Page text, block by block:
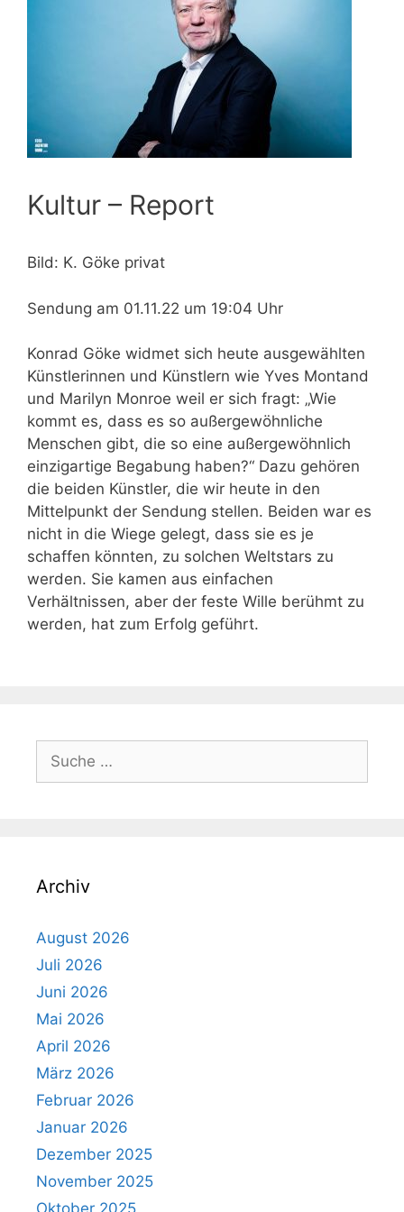
Kultur – Report
Bild: K. Göke privat
Sendung am 01.11.22 um 19:04 Uhr
Konrad Göke widmet sich heute ausgewählten
Künstlerinnen und Künstlern wie Yves Montand
und Marilyn Monroe weil er sich fragt: „Wie
kommt es, dass es so außergewöhnliche
Menschen gibt, die so eine außergewöhnlich
einzigartige Begabung haben?“ Dazu gehören
die beiden Künstler, die wir heute in den
Mittelpunkt der Sendung stellen. Beiden war es
nicht in die Wiege gelegt, dass sie es je
schaffen könnten, zu solchen Weltstars zu
werden. Sie kamen aus einfachen
Verhältnissen, aber der feste Wille berühmt zu
werden, hat zum Erfolg geführt.
nach:
Archiv
August 2026
Juli 2026
Juni 2026
Mai 2026
April 2026
März 2026
Februar 2026
Januar 2026
Dezember 2025
November 2025
Oktober 2025